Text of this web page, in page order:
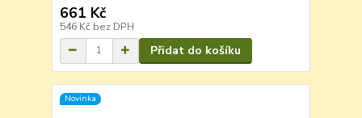
661 Kč
546 Kč bez DPH
Přidat do košíku
Novinka